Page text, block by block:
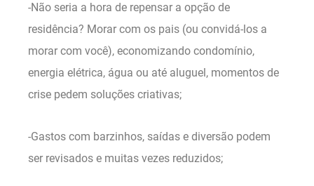
-Não seria a hora de repensar a opção de
residência? Morar com os pais (ou convidá-los a
morar com você), economizando condomínio,
energia elétrica, água ou até aluguel, momentos de
crise pedem soluções criativas;
-Gastos com barzinhos, saídas e diversão podem
ser revisados e muitas vezes reduzidos;